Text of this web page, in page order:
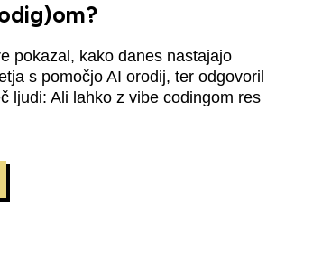
pokazal, kako danes nastajajo
s pomočjo AI orodij, ter odgovoril
ljudi: Ali lahko z vibe codingom res